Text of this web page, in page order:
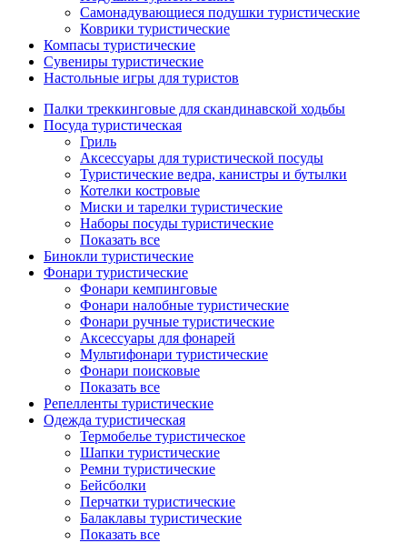
Самонадувающиеся подушки туристические
Коврики туристические
Компасы туристические
Сувениры туристические
Настольные игры для туристов
Палки треккинговые для скандинавской ходьбы
Посуда туристическая
Гриль
Аксессуары для туристической посуды
Туристические ведра, канистры и бутылки
Котелки костровые
Миски и тарелки туристические
Наборы посуды туристические
Показать все
Бинокли туристические
Фонари туристические
Фонари кемпинговые
Фонари налобные туристические
Фонари ручные туристические
Аксессуары для фонарей
Мультифонари туристические
Фонари поисковые
Показать все
Репелленты туристические
Одежда туристическая
Термобелье туристическое
Шапки туристические
Ремни туристические
Бейсболки
Перчатки туристические
Балаклавы туристические
Показать все